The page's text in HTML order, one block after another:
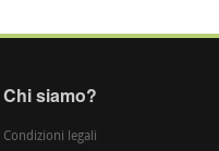
Chi siamo?
Condizioni legali